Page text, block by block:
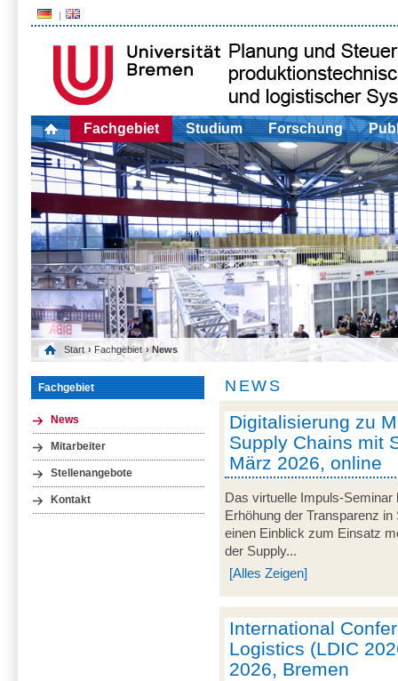
Fachgebiet Studium Forschung
Start › Fachgebiet › News
Fachgebiet
News
Mitarbeiter
Stellenangebote
Kontakt
NEWS
Digitalisierung zu
Supply Chains mit
März 2026, online
Das virtuelle Impuls-Seminar
Erhöhung der Transparenz
einen Einblick zum Einsatz
der Supply...
[Alles Zeigen]
International
Logistics (LDIC
2026, Bremen